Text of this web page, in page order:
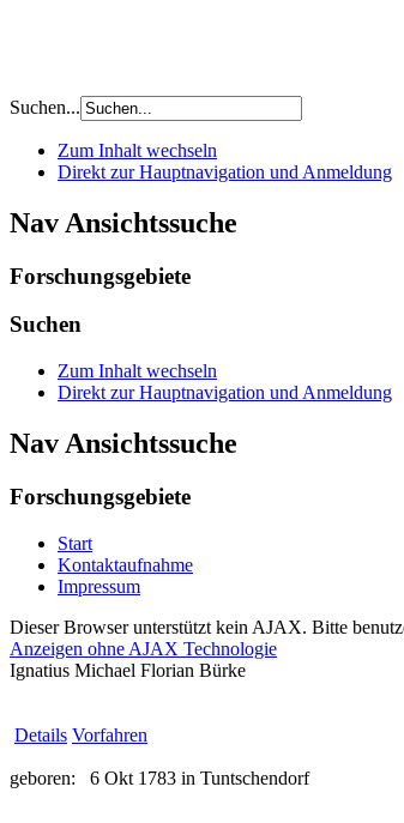
Suchen...
Zum Inhalt wechseln
Direkt zur Hauptnavigation und Anmeldung
Nav Ansichtssuche
Forschungsgebiete
Suchen
Zum Inhalt wechseln
Direkt zur Hauptnavigation und Anmeldung
Nav Ansichtssuche
Forschungsgebiete
Start
Kontaktaufnahme
Impressum
Dieser Browser unterstützt kein AJAX. Bitte
Anzeigen ohne AJAX Technologie
Ignatius Michael Florian Bürke
Details Vorfahren
geboren:
6 Okt 1783 in Tuntschendorf